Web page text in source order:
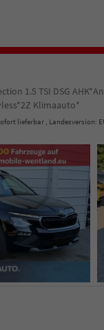
1.5 TSI DSG
Klimaauto*
lieferbar , Landesversion: